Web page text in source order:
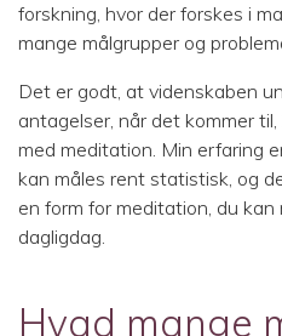
forskning, hvor der forskes i
mange målgrupper og
Det er godt, at videnskaben
antagelser, når det kommer
med meditation. Min erfaring
kan måles rent statistisk, og
en form for meditation, du
dagligdag.
Hvad mange